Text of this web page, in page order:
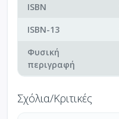
ISBN
ISBN-13
Φυσική
περιγραφή
Σχόλια/Κριτικές